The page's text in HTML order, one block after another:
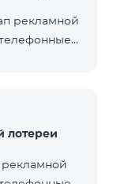
рекламной
выбраны с
Следите за
лотереи
рекламной